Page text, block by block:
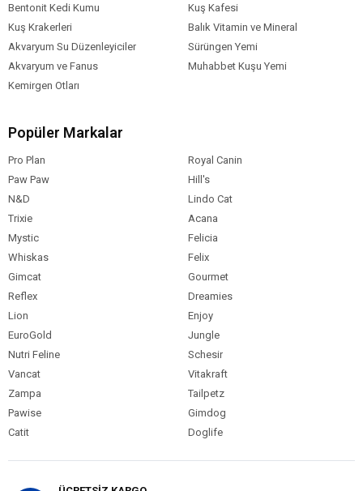
Bentonit Kedi Kumu
Kuş Kafesi
Kuş Krakerleri
Balık Vitamin ve Mineral
Akvaryum Su Düzenleyiciler
Sürüngen Yemi
Akvaryum ve Fanus
Muhabbet Kuşu Yemi
Kemirgen Otları
Popüler Markalar
Pro Plan
Royal Canin
Paw Paw
Hill's
N&D
Lindo Cat
Trixie
Acana
Mystic
Felicia
Whiskas
Felix
Gimcat
Gourmet
Reflex
Dreamies
Lion
Enjoy
EuroGold
Jungle
Nutri Feline
Schesir
Vancat
Vitakraft
Zampa
Tailpetz
Pawise
Gimdog
Catit
Doglife